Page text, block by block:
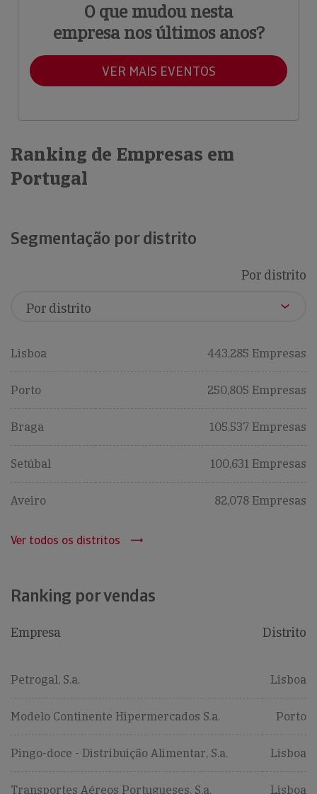
O que mudou nesta
empresa nos últimos anos?
VER MAIS EVENTOS
Ranking de Empresas em
Portugal
Segmentação por distrito
Por distrito
Lisboa 443,285 Empresas
Porto 250,805 Empresas
Braga 105,537 Empresas
Setúbal 100,631 Empresas
Aveiro 82,078 Empresas
Ver todos os distritos
Ranking por vendas
Empresa Distrito
Petrogal, S.a. Lisboa
Modelo Continente Hipermercados S.a. Porto
Pingo-doce - Distribuição Alimentar, S.a. Lisboa
Transportes Aéreos Portugueses, S.a. Lisboa